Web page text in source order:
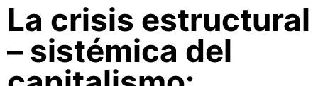
La crisis estructural
– sistémica del